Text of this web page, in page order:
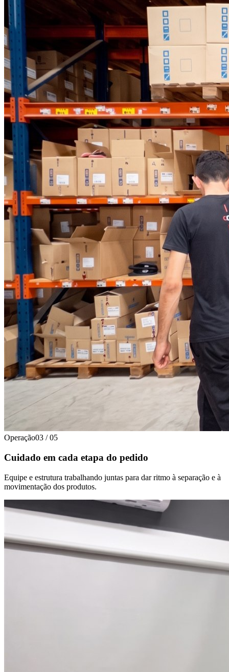
Operação03 / 05
Cuidado em cada etapa do pedido
Equipe e estrutura trabalhando juntas para dar ritmo à separação e à
movimentação dos produtos.